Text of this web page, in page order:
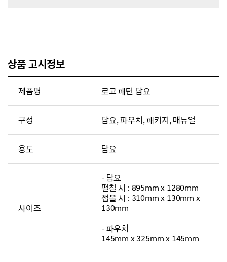
상품 고시정보
제품명 로고 패턴 담요
구성 담요, 파우치, 패키지, 매뉴얼
용도 담요
사이즈
- 담요
펼칠 시 : 895mm x 1280mm
접을 시 : 310mm x 130mm x
130mm
- 파우치
145mm x 325mm x 145mm